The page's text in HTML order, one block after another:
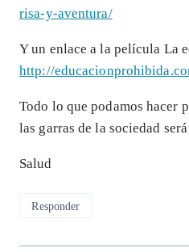
risa-y-aventura/
Y un enlace a la película La
http://
Todo lo que podamos hacer
las garras de la sociedad
Salud
Responder